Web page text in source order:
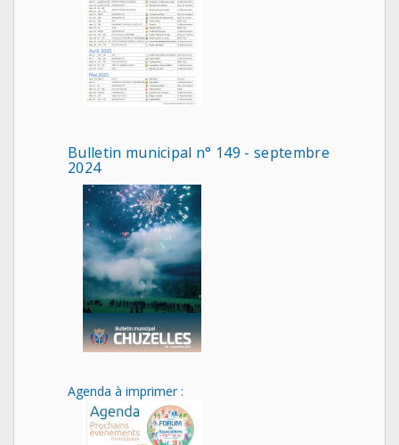
Bulletin municipal n° 149 - septembre
2024
Agenda à imprimer :